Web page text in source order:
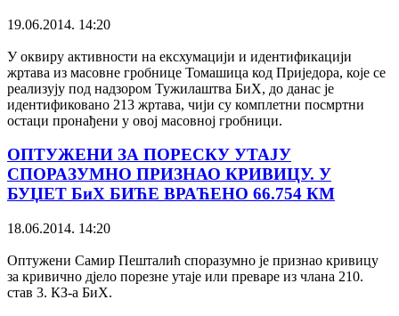
19.06.2014. 14:20
У оквиру активности на ексхумацији и идентификацији
жртава из масовне гробнице Томашица код Приједора, које се
реализују под надзором Тужилаштва БиХ, до данас је
идентификовано 213 жртава, чији су комплетни посмртни
остаци пронађени у овој масовној гробници.
ОПТУЖЕНИ ЗА ПОРЕСКУ УТАЈУ
СПОРАЗУМНО ПРИЗНАО КРИВИЦУ. У
БУЏЕТ БиХ БИЋЕ ВРАЋЕНО 66.754 КМ
18.06.2014. 14:20
Оптужени Самир Пешталић споразумно је признао кривицу
за кривично дјело порезне утаје или преваре из члана 210.
став 3. КЗ-а БиХ.